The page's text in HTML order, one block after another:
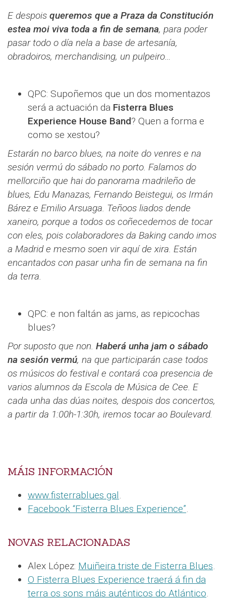
E despois queremos que a Praza da Constitución
estea moi viva toda a fin de semana, para poder
pasar todo o día nela a base de artesanía,
obradoiros, merchandising, un pulpeiro…
QPC: Supoñemos que un dos momentazos
será a actuación da Fisterra Blues
Experience House Band? Quen a forma e
como se xestou?
Estarán no barco blues, na noite do venres e na
sesión vermú do sábado no porto. Falamos do
mellorciño que hai do panorama madrileño de
blues, Edu Manazas, Fernando Beistegui, os Irmán
Bárez e Emilio Arsuaga. Teñoos liados dende
xaneiro, porque a todos os coñecedemos de tocar
con eles, pois colaboradores da Baking cando imos
a Madrid e mesmo soen vir aquí de xira. Están
encantados con pasar unha fin de semana na fin
da terra.
QPC: e non faltán as jams, as repicochas
blues?
Por suposto que non. Haberá unha jam o sábado
na sesión vermú, na que participarán case todos
os músicos do festival e contará coa presencia de
varios alumnos da Escola de Música de Cee. E
cada unha das dúas noites, despois dos concertos,
a partir da 1:00h-1:30h, iremos tocar ao Boulevard.
MÁIS INFORMACIÓN
www.fisterrablues.gal.
Facebook “Fisterra Blues Experience”.
NOVAS RELACIONADAS
Alex López: Muiñeira triste de Fisterra Blues.
O Fisterra Blues Experience traerá á fin da
terra os sons máis auténticos do Atlántico.